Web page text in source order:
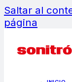
Saltar al
página